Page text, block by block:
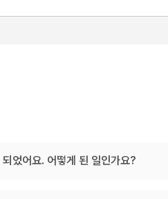
었어요. 어떻게 된 일인가요?